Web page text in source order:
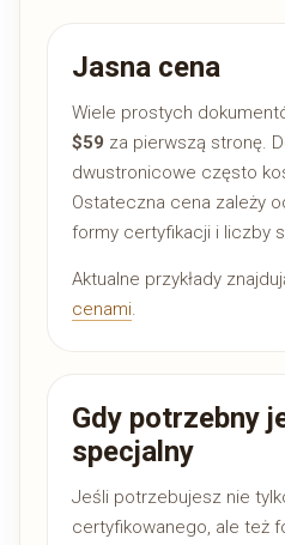
Jasna cena
Wiele prostych
$59 za pierwszą stronę.
dwustronicowe często
Ostateczna cena zależy
formy certyfikacji i liczby
Aktualne przykłady
cenami.
Gdy potrzebny
specjalny
Jeśli potrzebujesz nie
certyfikowanego, ale też